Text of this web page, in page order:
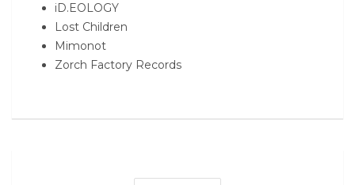
iD.EOLOGY
Lost Children
Mimonot
Zorch Factory Records